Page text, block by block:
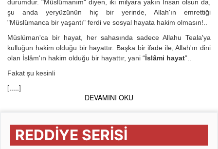
durumdur. "Müslümanım" diyen, iki milyara yakın İnsan olsun da,
şu anda yeryüzünün hiç bir yerinde, Allah'ın emrettiği
"Müslümanca bir yaşantı" ferdi ve sosyal hayata hakim olmasın!..
Müslüman'ca bir hayat, her sahasında sadece Allahu Teala'ya
kulluğun hakim olduğu bir hayattır. Başka bir ifade ile, Allah'ın dini
olan İslâm'ın hakim olduğu bir hayattır, yani “İslâmi hayat”..
Fakat şu kesinli
[.....]
DEVAMINI OKU
REDDİYE SERİSİ